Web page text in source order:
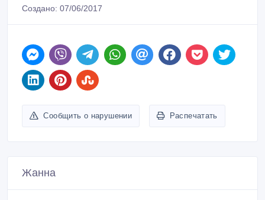
Создано: 07/06/2017
Сообщить о нарушении Распечатать
Жанна